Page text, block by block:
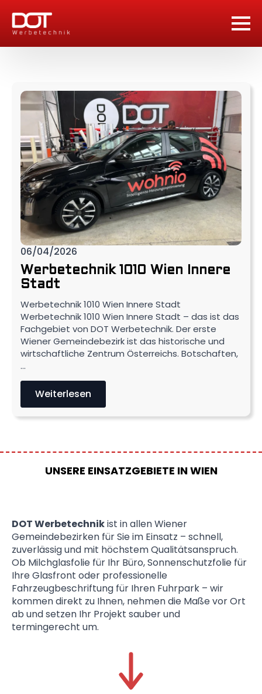
Werbetechnik 1010 Wien Innere
Stadt
06/04/2026
Werbetechnik 1010 Wien Innere Stadt
Werbetechnik 1010 Wien Innere Stadt – das ist das
Fachgebiet von DOT Werbetechnik. Der erste
Wiener Gemeindebezirk ist das historische und
wirtschaftliche Zentrum Österreichs. Botschaften,
…
Weiterlesen
UNSERE EINSATZGEBIETE IN WIEN
DOT Werbetechnikist in allen Wiener
Gemeindebezirken für Sie im Einsatz – schnell,
zuverlässig und mit höchstem Qualitätsanspruch.
Ob Milchglasfolie für Ihr Büro, Sonnenschutzfolie für
Ihre Glasfront oder professionelle
Fahrzeugbeschriftung für Ihren Fuhrpark – wir
kommen direkt zu Ihnen, nehmen die Maße vor Ort
ab und setzen Ihr Projekt sauber und
termingerecht um.